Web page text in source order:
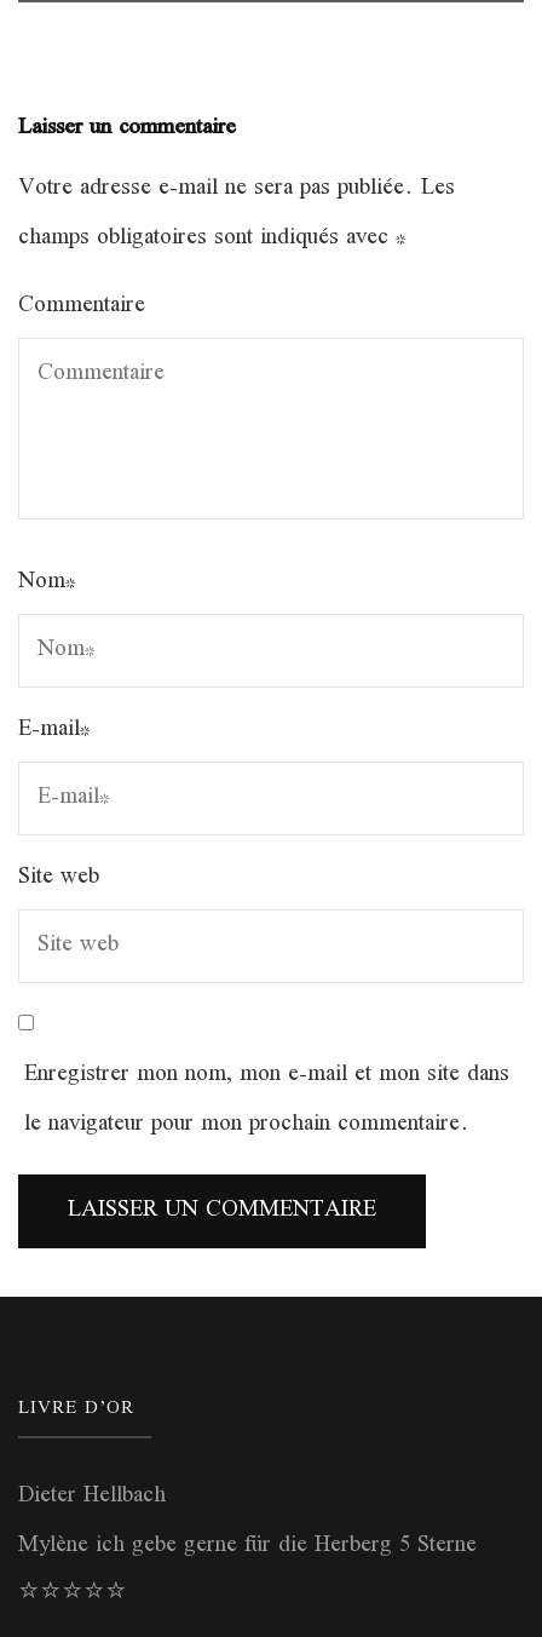
Laisser un commentaire
Votre adresse e-mail ne sera pas publiée. Les
champs obligatoires sont indiqués avec*
Commentaire
Nom*
E-mail*
Site web
Enregistrer mon nom, mon e-mail et mon site dans
le navigateur pour mon prochain commentaire.
LIVRE D’OR
Dieter Hellbach
Mylène ich gebe gerne für die Herberg 5 Sterne
⭐️⭐️⭐️⭐️⭐️